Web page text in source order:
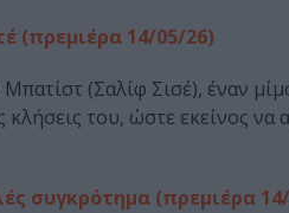
(πρεμιέρα 14/05/26)
(Σαλίφ Σισέ), έναν
κλήσεις του, ώστε εκείνος
συγκρότημα (πρεμιέρα